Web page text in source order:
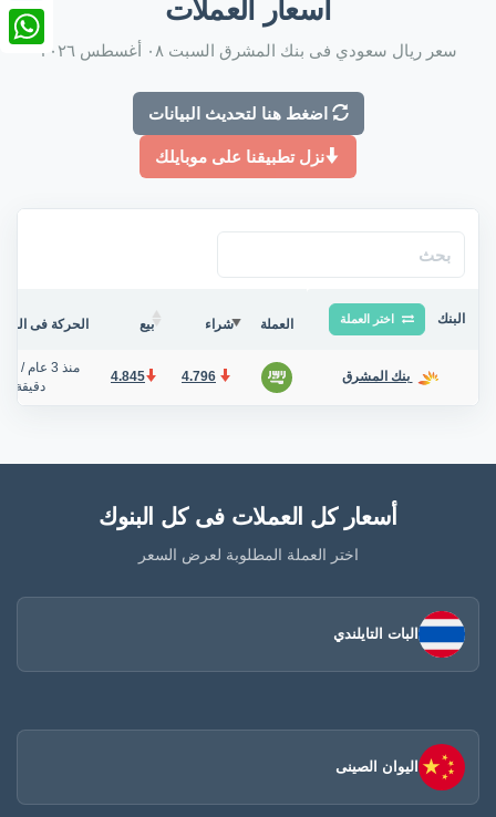
أسعار العملات
سعر ريال سعودي فى بنك المشرق السبت ٠٨ أغسطس ٢٠٢٦
اضغط هنا لتحديث البيانات
نزل تطبيقنا على موبايلك
البنك اختر العملة العملة شراء بيع الحركة فى
بنك المشرق 4.796
4.845
منذ 3 عام
/
دقيقة
أسعار كل العملات فى كل البنوك
اختر العملة المطلوبة لعرض السعر
البات التايلندي
اليوان الصينى​